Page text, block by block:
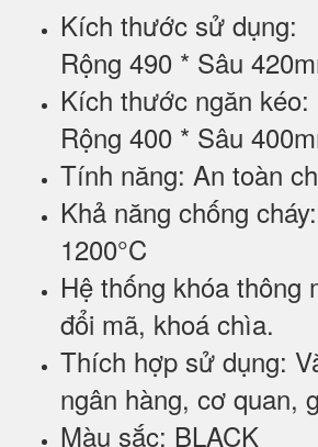
Kích thước sử dụng:
Rộng 490 * Sâu
Kích thước ngăn kéo:
Rộng 400 * Sâu
Tính năng: An toàn
Khả năng chống
1200°C
Hệ thống khóa thông
đổi mã, khoá chìa.
Thích hợp sử dụng:
ngân hàng, cơ quan,
Màu sắc: BLACK